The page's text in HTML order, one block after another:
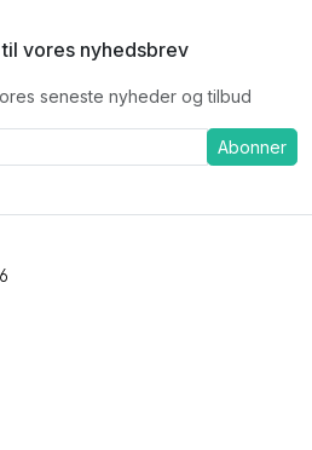
vores nyhedsbrev
seneste nyheder og tilbud
Abonner